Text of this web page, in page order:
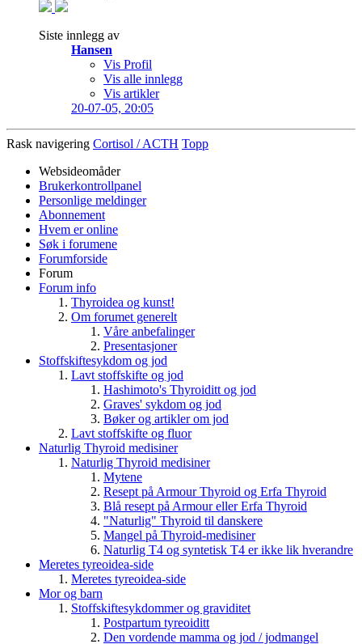
Siste innlegg av
Hansen
Vis Profil
Vis alle innlegg
Vis artikler
20-07-05, 20:05
Rask navigering Cortisol / ACTH Topp
Websideomåder
Brukerkontrollpanel
Personlige meldinger
Abonnement
Hvem er online
Søk i forumene
Forumforside
Forum
Forum info
Thyroidea og kunst!
Om forumet generelt
Våre anbefalinger
Presentasjoner
Stoffskiftesykdom og jod
Lavt stoffskifte og jod
Hashimoto's Thyroiditt og jod
Graves' sykdom og jod
Bøker og artikler om jod
Lavt stoffskifte og fluor
Naturlig Thyroid medisiner
Naturlig Thyroid medisiner
Mytene
Resept på Armour Thyroid og Erfa Thyroid
Blå resept på Armour eller Erfa Thyroid
"Naturlig" Thyroid til danskere
Mangel på Thyroid-medisiner
Naturlig T4 og syntetisk T4 er ikke lik hverandre
Meretes tyreoidea-side
Meretes tyreoidea-side
Mor og barn
Stoffskiftesykdommer og graviditet
Postpartum tyreoiditt
Den vordende mamma og jod / jodmangel